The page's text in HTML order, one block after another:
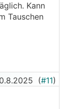
Kann
Tauschen
(#11)